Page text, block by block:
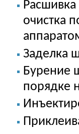
очистка
Заделка
Бурение
порядке